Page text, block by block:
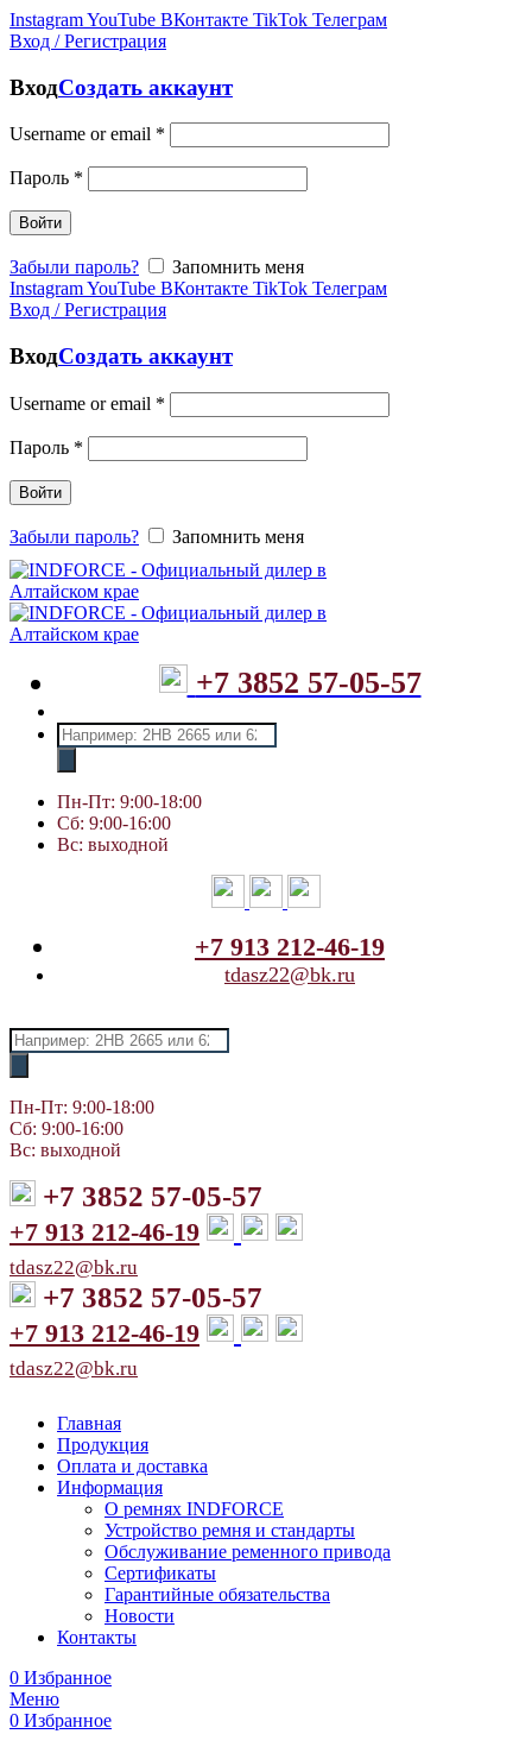
InstagramYouTube ВКонтакте TikTok Телеграм
Вход / Регистрация
ВходСоздать аккаунт
Username or email *
Пароль *
Войти
Забыли пароль?
Запомнить меня
InstagramYouTube ВКонтакте TikTok Телеграм
Вход / Регистрация
ВходСоздать аккаунт
Username or email *
Пароль *
Войти
Забыли пароль? Запомнить меня
+7 3852 57-05-57
Поиск
товаров
Пн-Пт: 9:00-18:00
Сб: 9:00-16:00
Вс: выходной
+7 913 212-46-19
tdasz22@bk.ru
Поиск
товаров
Пн-Пт: 9:00-18:00
Сб: 9:00-16:00
Вс: выходной
+7 3852 57-05-57
+7 913 212-46-19
tdasz22@bk.ru
+7 3852 57-05-57
+7 913 212-46-19
tdasz22@bk.ru
Главная
Продукция
Оплата и доставка
Информация
О ремнях INDFORCE
Устройство ремня и стандарты
Обслуживание ременного привода
Сертификаты
Гарантийные обязательства
Новости
Контакты
0 Избранное
Меню
0 Избранное